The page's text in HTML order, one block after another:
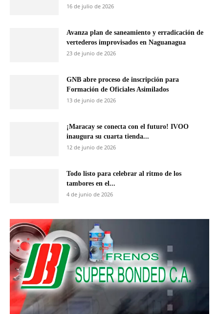
16 de julio de 2026
Avanza plan de saneamiento y erradicación de
vertederos improvisados en Naguanagua
23 de junio de 2026
GNB abre proceso de inscripción para
Formación de Oficiales Asimilados
13 de junio de 2026
¡Maracay se conecta con el futuro! IVOO
inaugura su cuarta tienda...
12 de junio de 2026
Todo listo para celebrar al ritmo de los
tambores en el...
4 de junio de 2026